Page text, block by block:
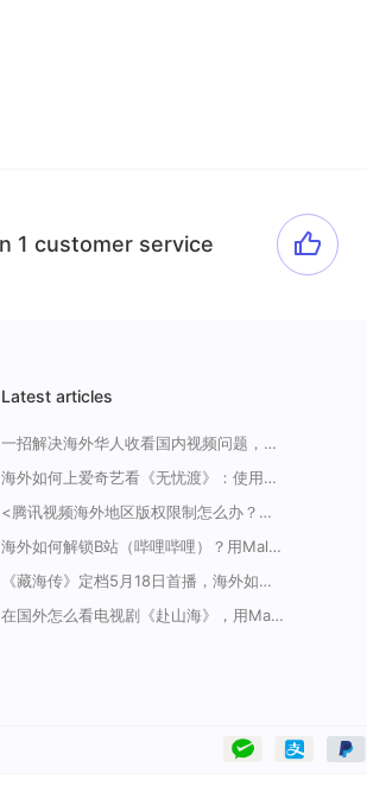
1 customer service
Latest articles
一招解决海外华人收看国内视频问题，强烈安利！
海外如何上爱奇艺看《无忧渡》：使用Malus加速器一键解除地域限制
<腾讯视频海外地区版权限制怎么办？破解腾讯TV地域限制的办法>
海外如何解锁B站（哔哩哔哩）？用Malus加速器解除地域限制，一键流畅追番
《藏海传》定档5月18日首播，海外如何解除地区限制追剧
在国外怎么看电视剧《赴山海》，用Malus加速器一键解锁地区限制